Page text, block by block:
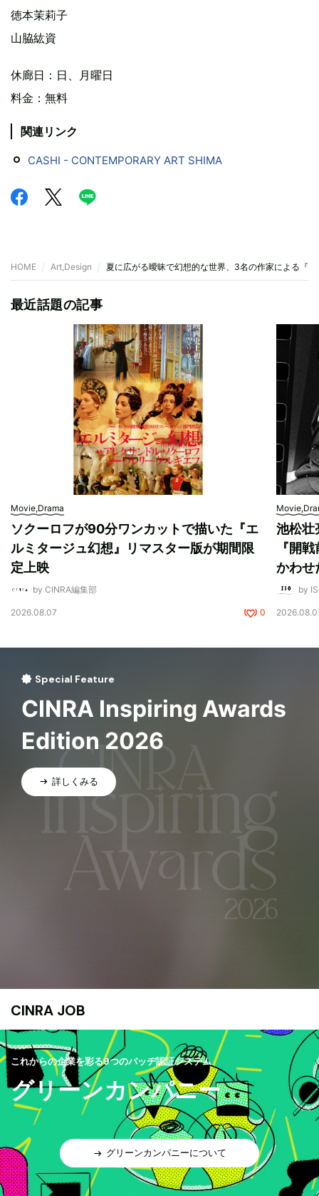
徳本茉莉子
山脇紘資
休廊日：日、月曜日
料金：無料
関連リンク
CASHI - CONTEMPORARY ART SHIMA
HOME Art,Design 夏に広がる曖昧で幻想的な世界、3名の作家による『
最近話題の記事
Movie,Drama
ソクーロフが90分ワンカットで描いた『エ
ルミタージュ幻想』リマスター版が期間限
定上映
by CINRA編集部
2026.08.07 0
池松壮
『開
かわせ
by
Special Feature
CINRA Inspiring Awards
Edition 2026
詳しくみる
CINRA JOB
これからの企業を彩る9つのバッヂ認証システム
グリーンカンパニー
グリーンカンパニーについて